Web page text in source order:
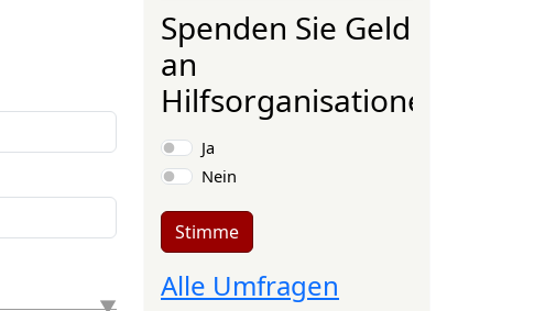
Spenden Sie Geld
an
Hilfsorganisationen?
Auswahlmöglichkeiten
Ja
Nein
Stimme
Alle Umfragen